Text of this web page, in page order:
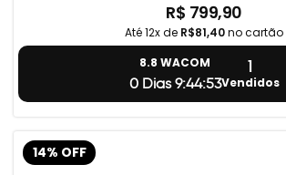
R$ 799,90
Até 12x de R$81,40no cartão
8.8 WACOM
0 Dias 9:44:53
1
Vendidos
14% OFF